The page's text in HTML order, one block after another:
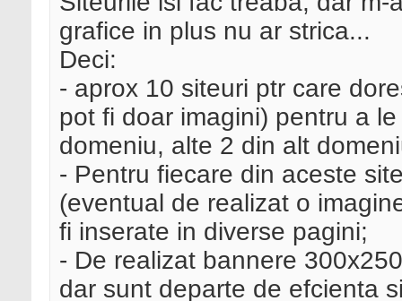
grafice in plus nu ar strica...
Deci:
- aprox 10 siteuri ptr care
pot fi doar imagini) pentru a
domeniu, alte 2 din alt
- Pentru fiecare din aceste
(eventual de realizat o
fi inserate in diverse pagini;
- De realizat bannere
dar sunt departe de efcienta